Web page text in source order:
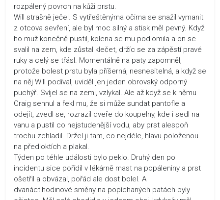
rozpálený povrch na kůži prstu.
Will strašně ječel. S vytřeštěnýma očima se snažil vymanit
z otcova sevření, ale byl moc silný a stisk měl pevný. Když
ho muž konečně pustil, kolena se mu podlomila a on se
svalil na zem, kde zůstal klečet, držíc se za zápěstí pravé
ruky a celý se třásl. Momentálně na paty zapomněl,
protože bolest prstu byla příšerná, nesnesitelná, a když se
na něj Will podíval, uviděl jen jeden obrovský odporný
puchýř. Svíjel se na zemi, vzlykal. Ale až když se k němu
Craig sehnul a řekl mu, že si může sundat pantofle a
odejít, zvedl se, rozrazil dveře do koupelny, kde i sedl na
vanu a pustil co nejstudenější vodu, aby prst alespoň
trochu zchladil. Držel ji tam, co nejdéle, hlavu položenou
na předloktích a plakal.
Týden po téhle události bylo peklo. Druhý den po
incidentu sice pořídil v lékárně mast na popáleniny a prst
ošetřil a obvázal, pořád ale dost bolel. A
dvanáctihodinové směny na popíchaných patách byly